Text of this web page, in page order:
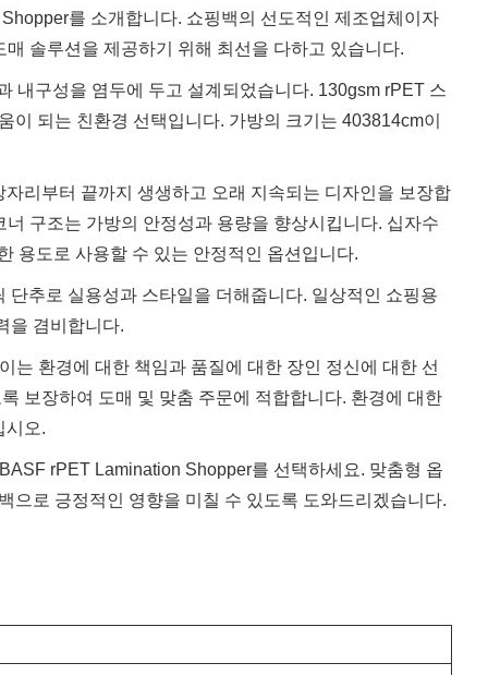
를 소개합니다. 쇼핑백의 선도적인 제조업체이자
솔루션을 제공하기 위해 최선을 다하고 있습니다.
내구성을 염두에 두고 설계되었습니다. 130gsm rPET 스
되는 친환경 선택입니다. 가방의 크기는 403814cm이
리부터 끝까지 생생하고 오래 지속되는 디자인을 보장합
구조는 가방의 안정성과 용량을 향상시킵니다. 십자수
용도로 사용할 수 있는 안정적인 옵션입니다.
추로 실용성과 스타일을 더해줍니다. 일상적인 쇼핑용
을 겸비합니다.
환경에 대한 책임과 품질에 대한 장인 정신에 대한 선
보장하여 도매 및 맞춤 주문에 적합합니다. 환경에 대한
시오.
rPET Lamination Shopper를 선택하세요. 맞춤형 옵
으로 긍정적인 영향을 미칠 수 있도록 도와드리겠습니다.